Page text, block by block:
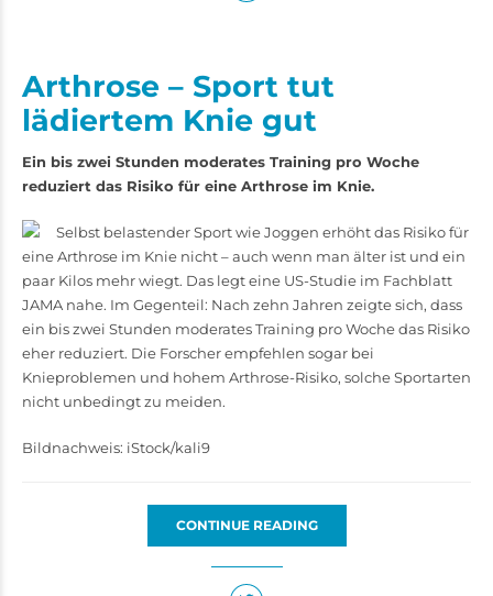
Arthrose – Sport tut
lädiertem Knie gut
Ein bis zwei Stunden moderates Training pro Woche
reduziert das Risiko für eine Arthrose im Knie.
Selbst belastender Sport wie Joggen erhöht das Risiko für
eine Arthrose im Knie nicht – auch wenn man älter ist und ein
paar Kilos mehr wiegt. Das legt eine US-Studie im Fachblatt
JAMA nahe. Im Gegenteil: Nach zehn Jahren zeigte sich, dass
ein bis zwei Stunden moderates Training pro Woche das Risiko
eher reduziert. Die Forscher empfehlen sogar bei
Knieproblemen und hohem Arthrose-Risiko, solche Sportarten
nicht unbedingt zu meiden.
Bildnachweis: iStock/kali9
CONTINUE READING